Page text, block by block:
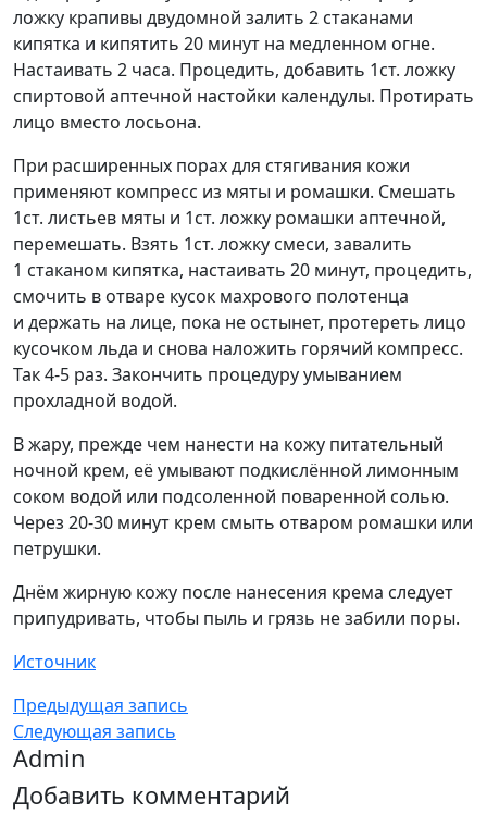
ложку крапивы двудомной залить 2 стаканами
кипятка и кипятить 20 минут на медленном огне.
Настаивать 2 часа. Процедить, добавить 1ст. ложку
спиртовой аптечной настойки календулы. Протирать
лицо вместо лосьона.
При расширенных порах для стягивания кожи
применяют компресс из мяты и ромашки. Смешать
1ст. листьев мяты и 1ст. ложку ромашки аптечной,
перемешать. Взять 1ст. ложку смеси, завалить
1 стаканом кипятка, настаивать 20 минут, процедить,
смочить в отваре кусок махрового полотенца
и держать на лице, пока не остынет, протереть лицо
кусочком льда и снова наложить горячий компресс.
Так 4-5 раз. Закончить процедуру умыванием
прохладной водой.
В жару, прежде чем нанести на кожу питательный
ночной крем, её умывают подкислённой лимонным
соком водой или подсоленной поваренной солью.
Через 20-30 минут крем смыть отваром ромашки или
петрушки.
Днём жирную кожу после нанесения крема следует
припудривать, чтобы пыль и грязь не забили поры.
Источник
Предыдущая запись
Следующая запись
Admin
Добавить комментарий